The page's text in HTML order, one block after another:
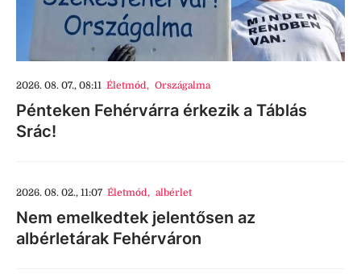
2026. 08. 07., 08:11 Életmód, Országalma
Pénteken Fehérvárra érkezik a Táblás
Srác!
2026. 08. 02., 11:07 Életmód, albérlet
Nem emelkedtek jelentősen az
albérletárak Fehérváron